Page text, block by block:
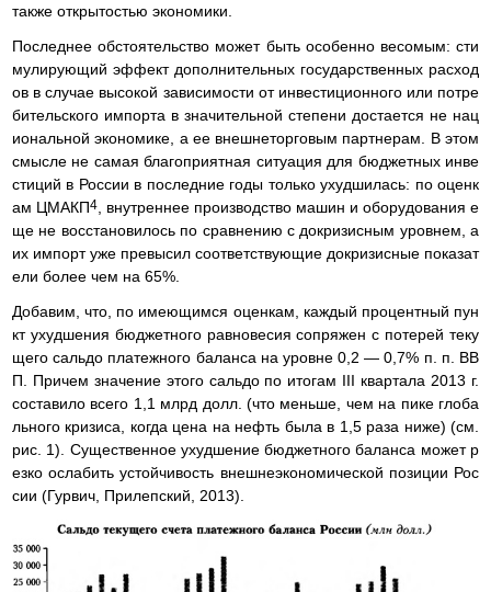
также открытостью экономики.
Последнее обстоятельство может быть особенно весомым: сти
мулирующий эффект дополнительных государственных расход
ов в случае высокой зависимости от инвестиционного или потре
бительского импорта в значительной степени достается не нац
иональной экономике, а ее внешнеторговым партнерам. В этом
смысле не самая благоприятная ситуация для бюджетных инве
стиций в России в последние годы только ухудшилась: по оценк
ам ЦМАКП4
, внутреннее производство машин и оборудования е
ще не восстановилось по сравнению с докризисным уровнем, а
их импорт уже превысил соответствующие докризисные показат
ели более чем на 65%.
Добавим, что, по имеющимся оценкам, каждый процентный пун
кт ухудшения бюджетного равновесия сопряжен с потерей теку
щего сальдо платежного баланса на уровне 0,2 — 0,7% п. п. ВВ
П. Причем значение этого сальдо по итогам III квартала 2013 г.
составило всего 1,1 млрд долл. (что меньше, чем на пике глоба
льного кризиса, когда цена на нефть была в 1,5 раза ниже) (см.
рис. 1). Существенное ухудшение бюджетного баланса может р
езко ослабить устойчивость внешнеэкономической позиции Рос
сии (Гурвич, Прилепский, 2013).